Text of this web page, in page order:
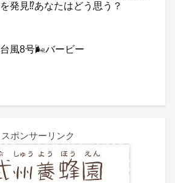
を発見⁉️あなたはどう思う？
台風8号🌬️バービー
スポンサーリンク